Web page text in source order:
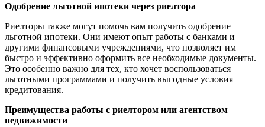
Одобрение льготной ипотеки через риелтора
Риелторы также могут помочь вам получить одобрение
льготной ипотеки. Они имеют опыт работы с банками и
другими финансовыми учреждениями, что позволяет им
быстро и эффективно оформить все необходимые документы.
Это особенно важно для тех, кто хочет воспользоваться
льготными программами и получить выгодные условия
кредитования.
Преимущества работы с риелтором или агентством
недвижимости